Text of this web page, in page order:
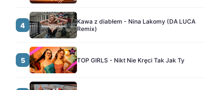
4
Kawa z diabłem - Nina Lakomy (DA LUCA
Remix)
5 TOP GIRLS - Nikt Nie Kręci Tak Jak Ty